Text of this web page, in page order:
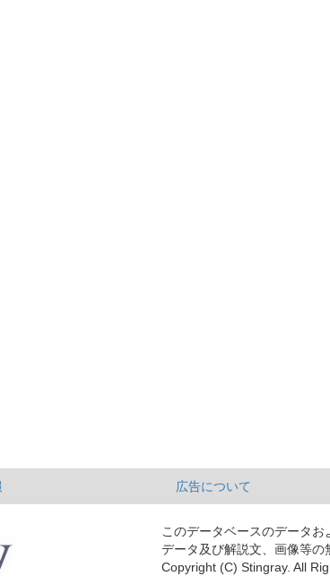
広告について
このデータベースのデータお
データ及び解説文、画像等の
Copyright (C) Stingray. All